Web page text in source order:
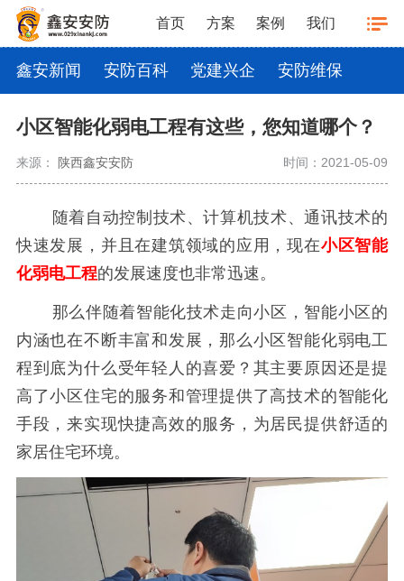
首页 方案 案例 我们
鑫安新闻 安防百科 党建兴企 安防维保
小区智能化弱电工程有这些，您知道哪个？
来源： 陕西鑫安安防 时间：2021-05-09
随着自动控制技术、计算机技术、通讯技术的
快速发展，并且在建筑领域的应用，现在小区智能
化弱电工程的发展速度也非常迅速。
那么伴随着智能化技术走向小区，智能小区的
内涵也在不断丰富和发展，那么小区智能化弱电工
程到底为什么受年轻人的喜爱？其主要原因还是提
高了小区住宅的服务和管理提供了高技术的智能化
手段，来实现快捷高效的服务，为居民提供舒适的
家居住宅环境。